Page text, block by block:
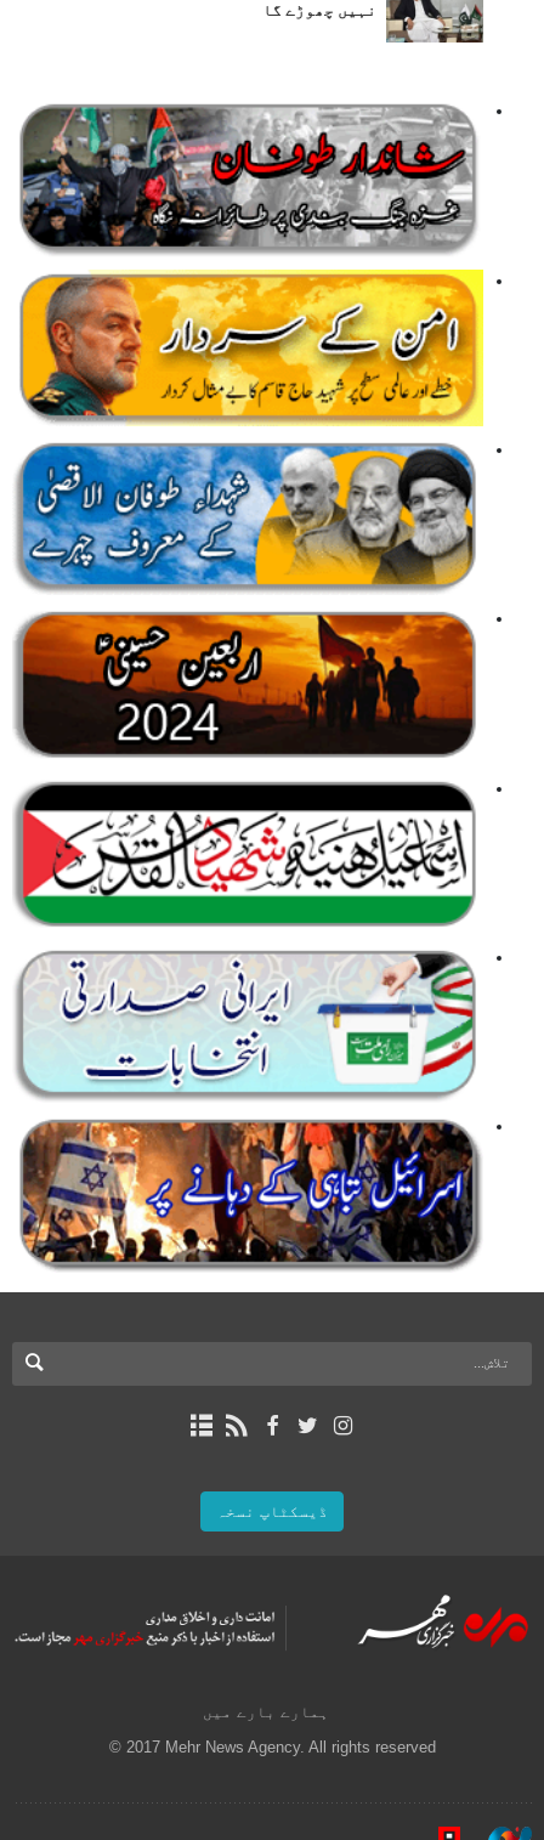
نہیں چھوڑے گا
ڈیسکٹاپ نسخہ
ہمارے بارے میں
© 2017 Mehr News Agency. All rights reserved